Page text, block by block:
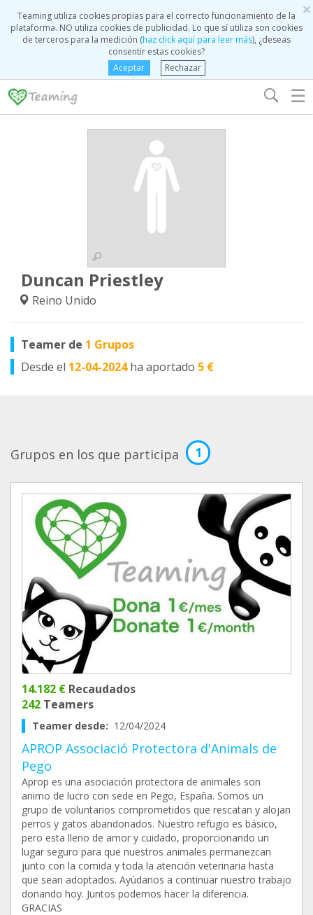
×
Teaming utiliza cookies propias para el correcto funcionamiento de la
plataforma. NO utiliza cookies de publicidad. Lo que sí utiliza son cookies
de terceros para la medición (haz click aquí para leer más), ¿deseas
consentir estas cookies?
Aceptar
Rechazar
☰
Duncan Priestley
Reino Unido
Teamer de 1 Grupos
Desde el 12-04-2024 ha aportado 5 €
Grupos en los que participa 1
14.182 € Recaudados
242 Teamers
Teamer desde: 12/04/2024
APROP Associació Protectora d'Animals de
Pego
Aprop es una asociación protectora de animales son
animo de lucro con sede en Pego, España. Somos un
grupo de voluntarios comprometidos que rescatan y alojan
perros y gatos abandonados. Nuestro refugio es básico,
pero esta lleno de amor y cuidado, proporcionando un
lugar seguro para que nuestros animales permanezcan
junto con la comida y toda la atención veterinaria hasta
que sean adoptados. Ayúdanos a continuar nuestro trabajo
donando hoy. Juntos podemos hacer la diferencia.
GRACIAS